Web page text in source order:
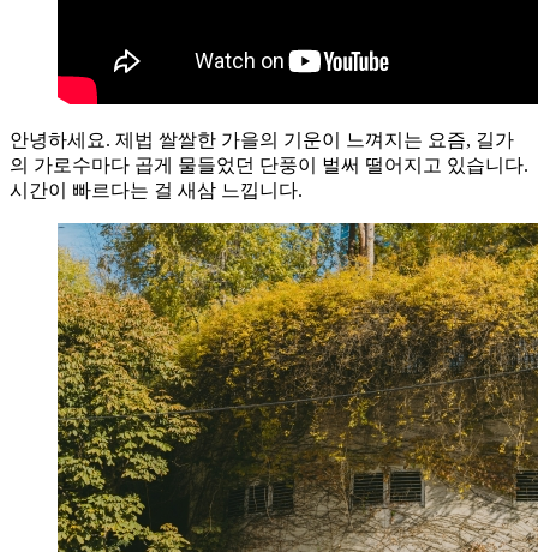
안녕하세요. 제법 쌀쌀한 가을의 기운이 느껴지는 요즘, 길가
의 가로수마다 곱게 물들었던 단풍이 벌써 떨어지고 있습니다.
시간이 빠르다는 걸 새삼 느낍니다.